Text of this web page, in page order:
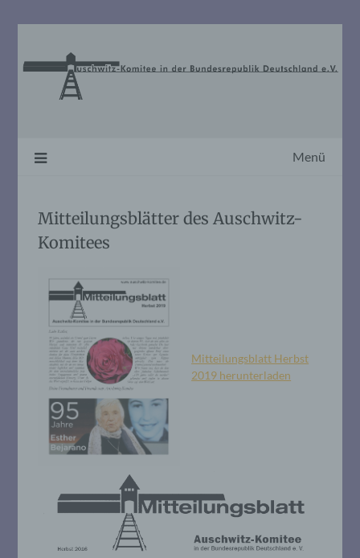
Menü
Mitteilungsblätter des Auschwitz-
Komitees
Mitteilungsblatt Herbst
2019 herunterladen